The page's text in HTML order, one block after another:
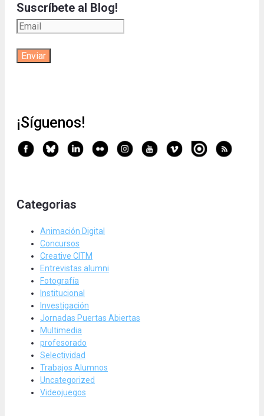
Suscríbete al Blog!
¡Síguenos!
Categorias
Animación Digital
Concursos
Creative CITM
Entrevistas alumni
Fotografía
Institucional
Investigación
Jornadas Puertas Abiertas
Multimedia
profesorado
Selectividad
Trabajos Alumnos
Uncategorized
Videojuegos